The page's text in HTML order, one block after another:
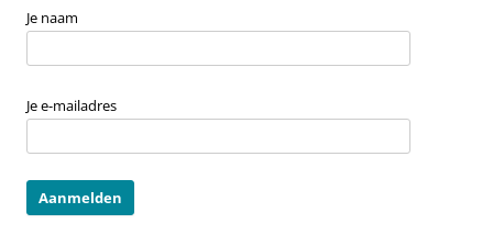
Je naam
Je e-mailadres